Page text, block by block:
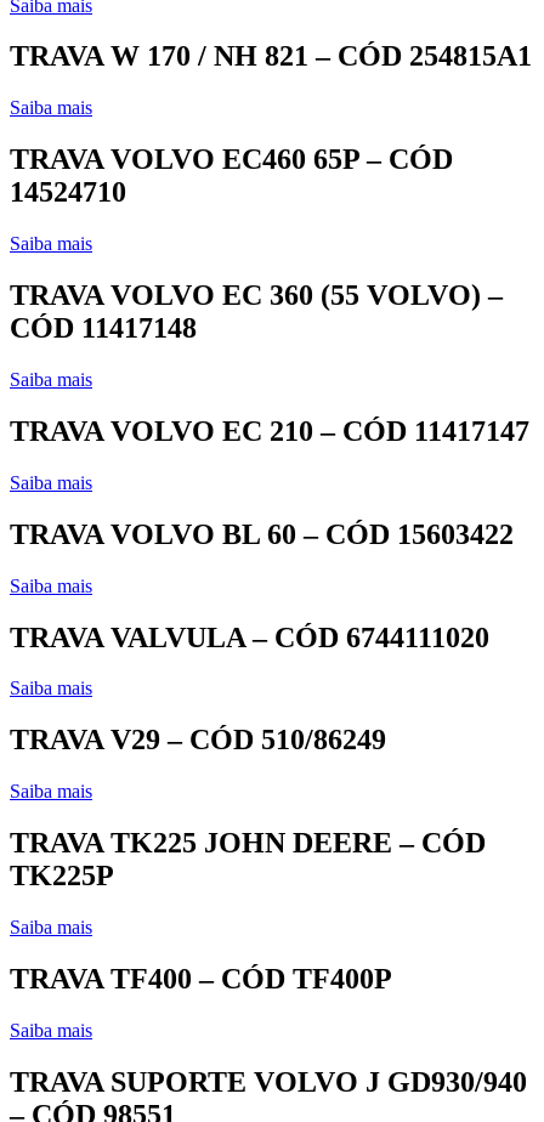
Saiba mais
TRAVA W 170 / NH 821 – CÓD 254815A1
Saiba mais
TRAVA VOLVO EC460 65P – CÓD
14524710
Saiba mais
TRAVA VOLVO EC 360 (55 VOLVO) –
CÓD 11417148
Saiba mais
TRAVA VOLVO EC 210 – CÓD 11417147
Saiba mais
TRAVA VOLVO BL 60 – CÓD 15603422
Saiba mais
TRAVA VALVULA – CÓD 6744111020
Saiba mais
TRAVA V29 – CÓD 510/86249
Saiba mais
TRAVA TK225 JOHN DEERE – CÓD
TK225P
Saiba mais
TRAVA TF400 – CÓD TF400P
Saiba mais
TRAVA SUPORTE VOLVO J GD930/940
– CÓD 98551